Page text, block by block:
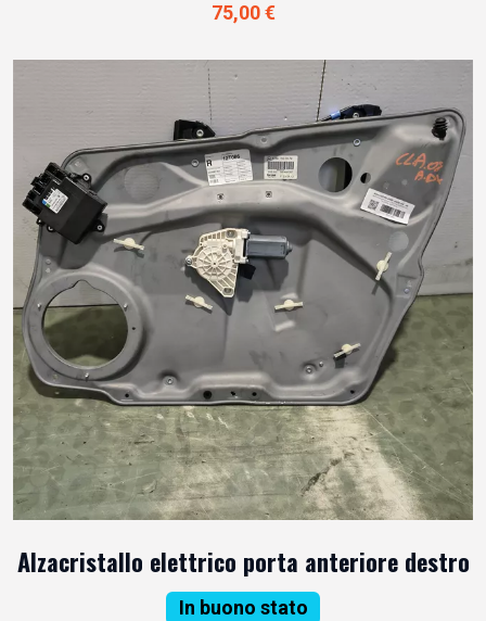
75,00 €
Alzacristallo elettrico porta anteriore destro
In buono stato